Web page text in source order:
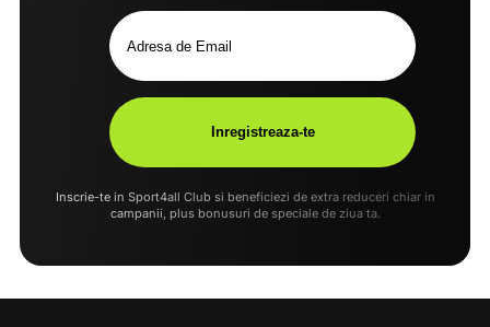
Inscrie-te in Sport4all Club si beneficiezi de extra reduceri chiar in
campanii, plus bonusuri de speciale de ziua ta.